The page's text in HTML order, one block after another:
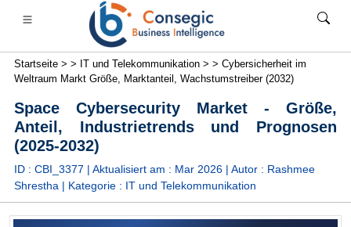
Finanzdienstleistungen und Versicherungen
• Konsumgüter
• Fallstudien
Startseite > > IT und Telekommunikation > > Cybersicherheit im
Weltraum Markt Größe, Marktanteil, Wachstumstreiber (2032)
Space Cybersecurity Market - Größe,
Anteil, Industrietrends und Prognosen
(2025-2032)
ID : CBI_3377 | Aktualisiert am : Mar 2026| Autor : Rashmee
Shrestha | Kategorie : IT und Telekommunikation